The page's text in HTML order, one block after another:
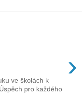
›
ve školách k
pro každého